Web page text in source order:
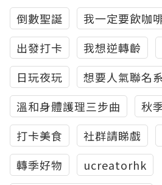
倒數聖誕 我一定要飲咖
出發打卡
我想逆轉齡
日玩夜玩
想要人氣聯名
溫和身體護理三步曲
秋
打卡美食
社群請睇戲
轉季好物
ucreatorhk